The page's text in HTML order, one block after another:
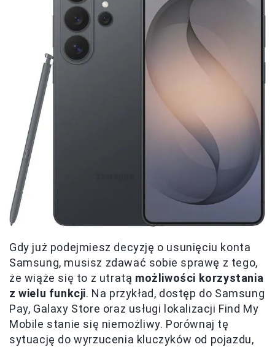
Gdy już podejmiesz decyzję o usunięciu konta
Samsung, musisz zdawać sobie sprawę z tego,
że wiąże się to z utratą możliwości korzystania
z wielu funkcji. Na przykład, dostęp do Samsung
Pay, Galaxy Store oraz usługi lokalizacji Find My
Mobile stanie się niemożliwy. Porównaj tę
sytuację do wyrzucenia kluczyków od pojazdu,